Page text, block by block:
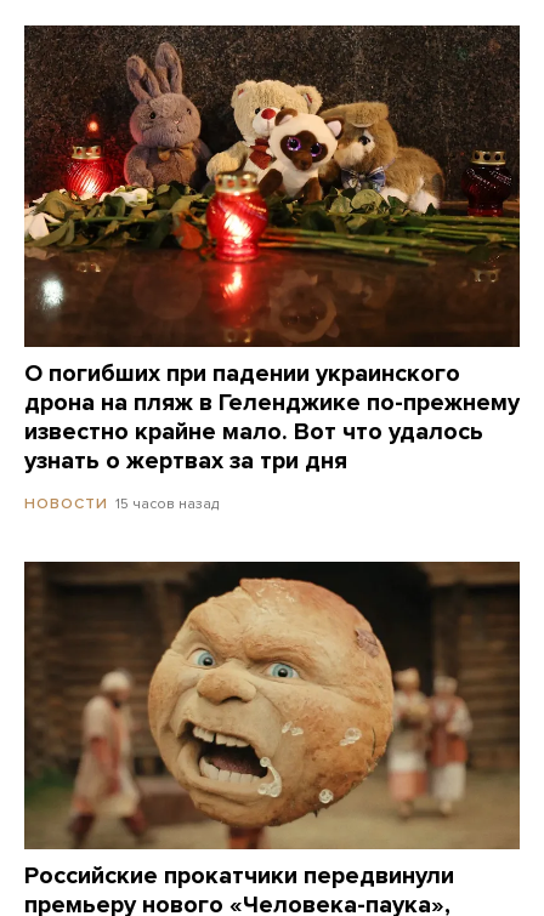
О погибших при падении украинского
дрона на пляж в Геленджике по-прежнему
известно крайне мало. Вот что удалось
узнать о жертвах за три дня
НОВОСТИ 15 часов назад
Российские прокатчики передвинули
премьеру нового «Человека-паука»,